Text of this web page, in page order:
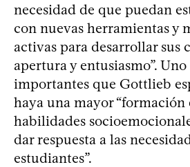
necesidad de que puedan
con nuevas herramientas y
activas para desarrollar sus
apertura y entusiasmo”.
importantes que Gottlieb
haya una mayor “formación
habilidades
dar respuesta a las
estudiantes”.